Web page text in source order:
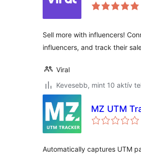
Sell more with influencers!
influencers, and track their
Viral
Kevesebb, mint 10 aktív
MZ UTM
Automatically captures UTM